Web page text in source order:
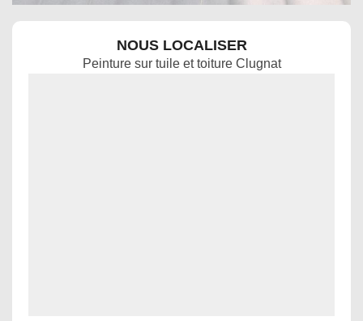
NOUS LOCALISER
Peinture sur tuile et toiture Clugnat